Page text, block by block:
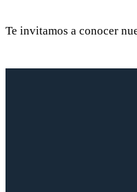
Te invitamos a conocer